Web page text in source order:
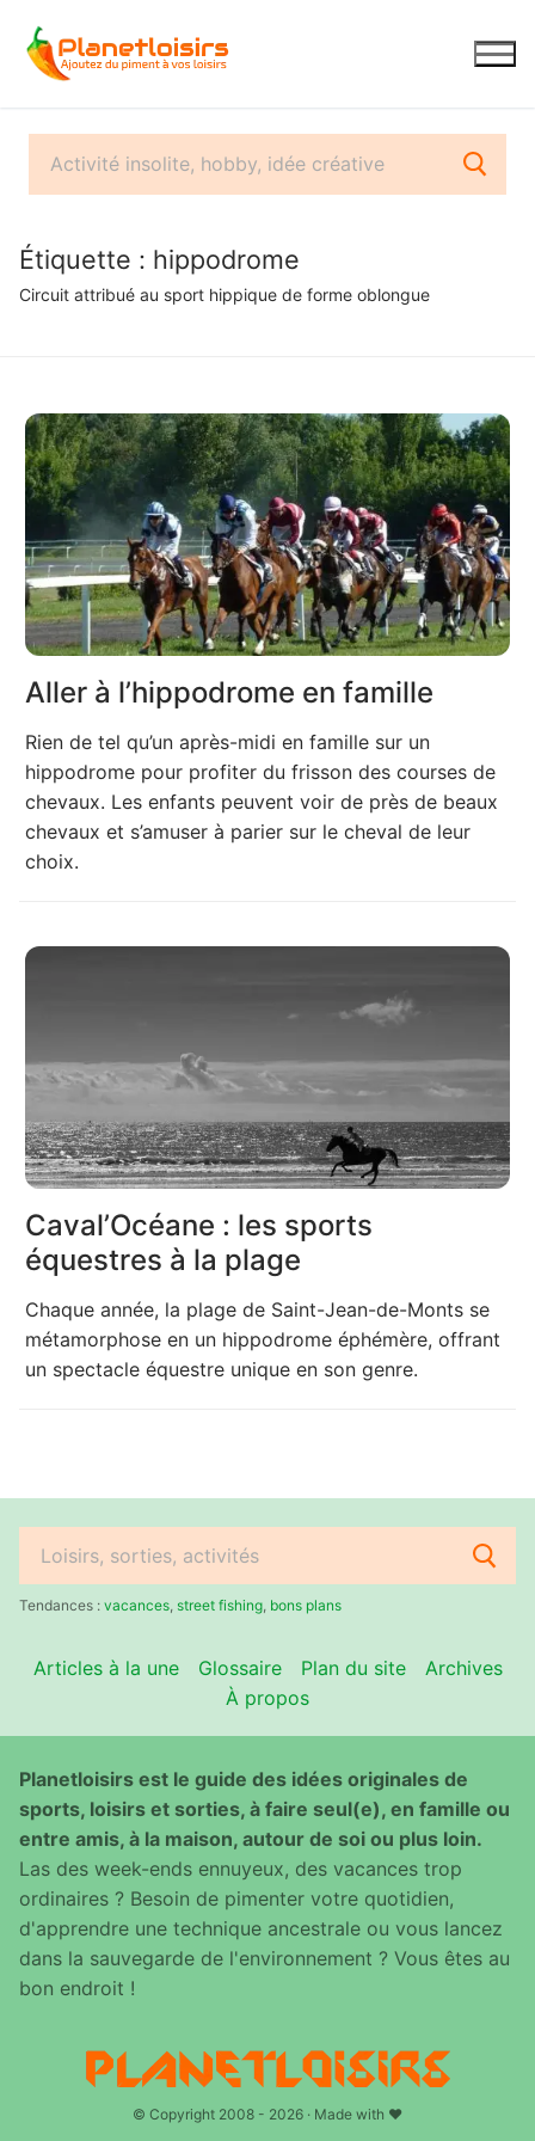
contenu
Étiquette : hippodrome
Circuit attribué au sport hippique de forme oblongue
Aller à l’hippodrome en famille
Rien de tel qu’un après-midi en famille sur un
hippodrome pour profiter du frisson des courses de
chevaux. Les enfants peuvent voir de près de beaux
chevaux et s’amuser à parier sur le cheval de leur
choix.
Caval’Océane : les sports
équestres à la plage
Chaque année, la plage de Saint-Jean-de-Monts se
métamorphose en un hippodrome éphémère, offrant
un spectacle équestre unique en son genre.
Rechercher
:Tendances : vacances street fishing bons plans
Articles à la une Glossaire Plan du site
Archives
À propos
Planetloisirs est le guide des idées originales de
sports, loisirs et sorties, à faire seul(e), en famille ou
entre amis, à la maison, autour de soi ou plus loin.
Las des week-ends ennuyeux, des vacances trop
ordinaires ? Besoin de pimenter votre quotidien,
d'apprendre une technique ancestrale ou vous lancez
dans la sauvegarde de l'environnement ? Vous êtes au
bon endroit !
© Copyright 2008 - 2026 · Made with ♥